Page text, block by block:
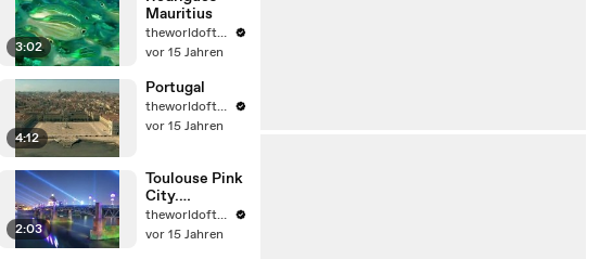
3:02
Mauritius
theworldoftravel2
vor 15 Jahren
4:12
Portugal
theworldoftravel2
vor 15 Jahren
2:03
Toulouse Pink
City.
Frankreichtheworldoftravel2
vor 15 Jahren